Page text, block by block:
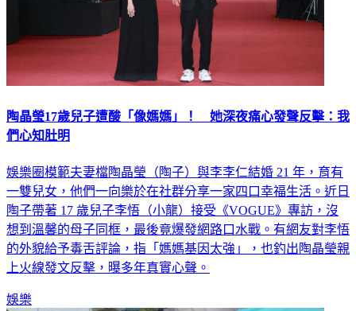
陶晶瑩17歲兒子遭酸「像媽媽」！ 她深夜痛心發聲反擊：我
們心知肚明
娛樂圈模範夫妻檔陶晶瑩（陶子）與李李仁結婚 21 年，育有
一雙兒女，他們一向樂於在社群分享一家四口幸福生活。近日
陶子帶著 17 歲兒子李悟（小龍）接受《VOGUE》專訪，沒
想到溫馨的母子同框，最後竟爆發網路口水戰。有網友對李悟
的外貌給予毒舌評論，指「媽媽基因太強」，也釣出陶晶瑩親
上火線發文反擊，曝多年真實心聲。
娛樂